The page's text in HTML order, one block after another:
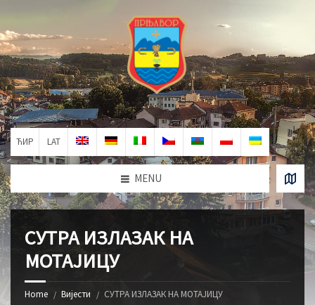
ЋИР LAT
MENU
СУТРА ИЗЛАЗАК НА
МОТАЈИЦУ
Home Вијести СУТРА ИЗЛАЗАК НА МОТАЈИЦУ